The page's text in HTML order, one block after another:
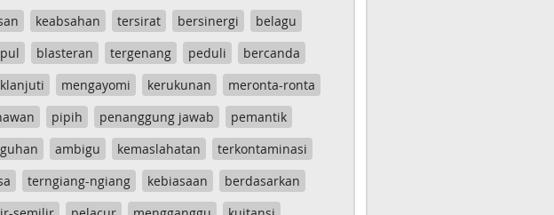
keabsahan tersirat bersinergi
belagu
blasteran tergenang peduli
bercanda
mengayomi kerukunan
meronta-ronta
pipih penanggung jawab
pemantik
ambigu kemaslahatan
terkontaminasi
terngiang-ngiang kebiasaan
berdasarkan